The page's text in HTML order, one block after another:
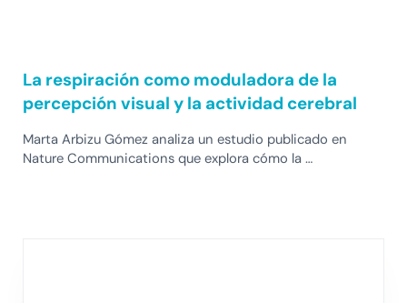
La respiración como moduladora de la
percepción visual y la actividad cerebral
Marta Arbizu Gómez analiza un estudio publicado en
Nature Communications que explora cómo la …